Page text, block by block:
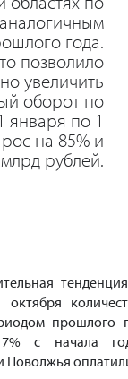
года.
позволило
увеличить
оборот по
января по 1
на 85% и
рублей.
октября
прошлого
с начала